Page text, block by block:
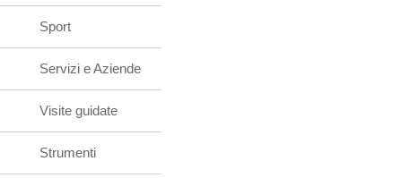
Sport
Servizi e Aziende
Visite guidate
Strumenti